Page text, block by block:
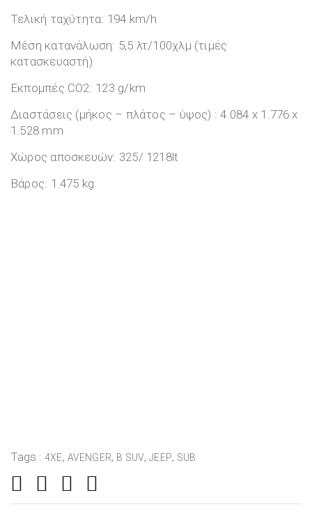
Τελική ταχύτητα: 194 km/h
Μέση κατανάλωση: 5,5 λτ/100χλμ (τιμές
κατασκευαστή)
Εκπομπές CO2: 123 g/km
Διαστάσεις (μήκος – πλάτος – ύψος) : 4.084 x 1.776 x
1.528 mm
Χώρος αποσκευών: 325/ 1218lt
Βάρος: 1.475 kg
Tags : 4XE, AVENGER, B SUV,JEEP, SUB